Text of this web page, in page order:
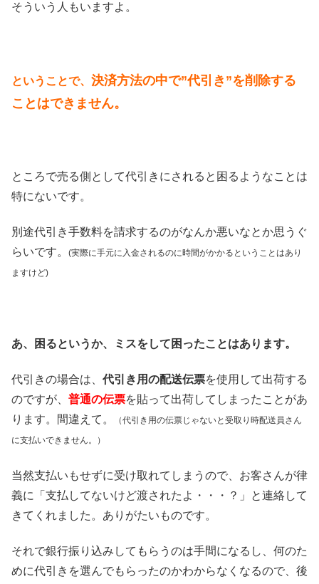
そういう人もいますよ。
ということで、 決済方法の中で”代引き”を削除する
ことはできません。
ところで売る側として代引きにされると困るようなことは
特にないです。
別途代引き手数料を請求するのがなんか悪いなとか思うぐ
らいです。
(実際に手元に入金されるのに時間がかかるということはあり
ますけど)
あ、困るというか、ミスをして困ったことはあります。
代引きの場合は、 代引き用の配送伝票を使用して出荷する
のですが、 普通の伝票を貼って出荷してしまったことがあ
ります。間違えて。
（代引き用の伝票じゃないと受取り時配送員さん
に支払いできません。）
当然支払いもせずに受け取れてしまうので、お客さんが律
義に「支払してないけど渡されたよ・・・？」と連絡して
きてくれました。ありがたいものです。
それで銀行振り込みしてもらうのは手間になるし、何のた
めに代引きを選んでもらったのかわからなくなるので、後